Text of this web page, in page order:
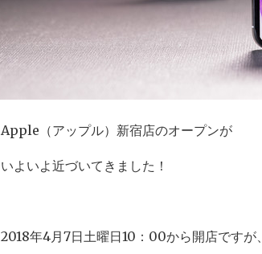
Apple（アップル）新宿店のオープンが
いよいよ近づいてきました！
2018年4月7日土曜日10：00から開店ですが、